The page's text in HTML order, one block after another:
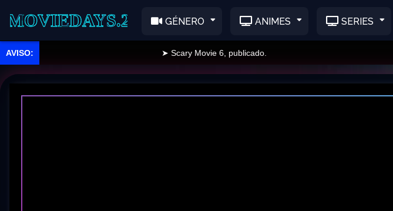
GÉNERO ANIMES SERIES
➤ Scary Movie 6, publicado.